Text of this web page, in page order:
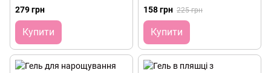
Adore №02 - natural, 15 г
279 грн
Купити
мл NAILSOFTHENIGHT Sparkle
builder gel 07
158 грн 225 грн
Купити